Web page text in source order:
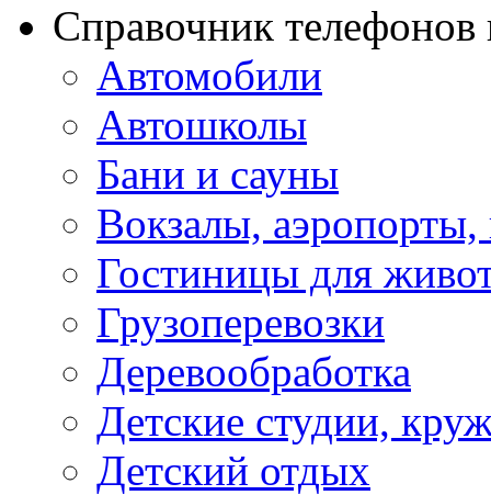
Справочник
Автомобили
Автошколы
Бани и сауны
Вокзалы,
Гостиницы для
Грузоперевозки
Деревообработка
Детские студии,
Детский отдых